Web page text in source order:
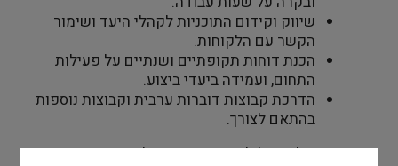
שיווק וקידום התוכניות לקהלי היעד ושימור
הקשר עם הלקוחות.
הכנת דוחות תקופתיים ושנתיים על פעילות
התחום, ועמידה ביעדי ביצוע.
הדרכת קבוצות דוברות ערבית וקבוצות נוספות
בהתאם לצורך.
·מילוי מכלול הדרישות והמטלות הנובעות